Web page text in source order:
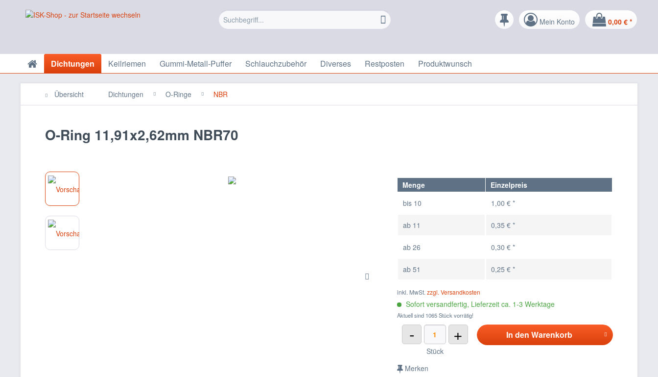
Mein Konto 0,00 € *
Dichtungen Keilriemen Gummi-Metall-Puffer Schlauchzubehör Diverses Restposten Produktwunsch
Übersicht Dichtungen O-Ringe NBR
O-Ring 11,91x2,62mm NBR70
Menge
Einzelpreis
bis 10 1,00 € *
ab 11 0,35 € *
ab26 0,30 € *
ab51 0,25 € *
inkl. MwSt.zzgl. Versandkosten
Sofort versandfertig, Lieferzeit ca. 1-3 Werktage
Aktuell sind 1065 Stück vorrätig!
- +
Stück
In den Warenkorb
Merken